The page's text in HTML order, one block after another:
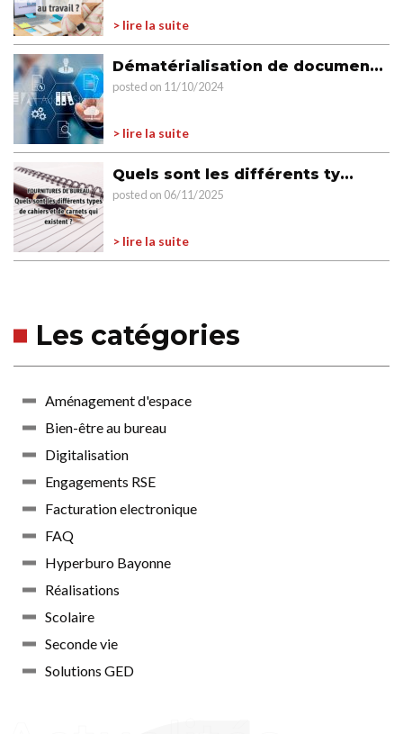
> lire la suite
Dématérialisation de documen...
posted on 11/10/2024
> lire la suite
Quels sont les différents ty...
posted on 06/11/2025
> lire la suite
Les catégories
Aménagement d'espace
Bien-être au bureau
Digitalisation
Engagements RSE
Facturation electronique
FAQ
Hyperburo Bayonne
Réalisations
Scolaire
Seconde vie
Solutions GED